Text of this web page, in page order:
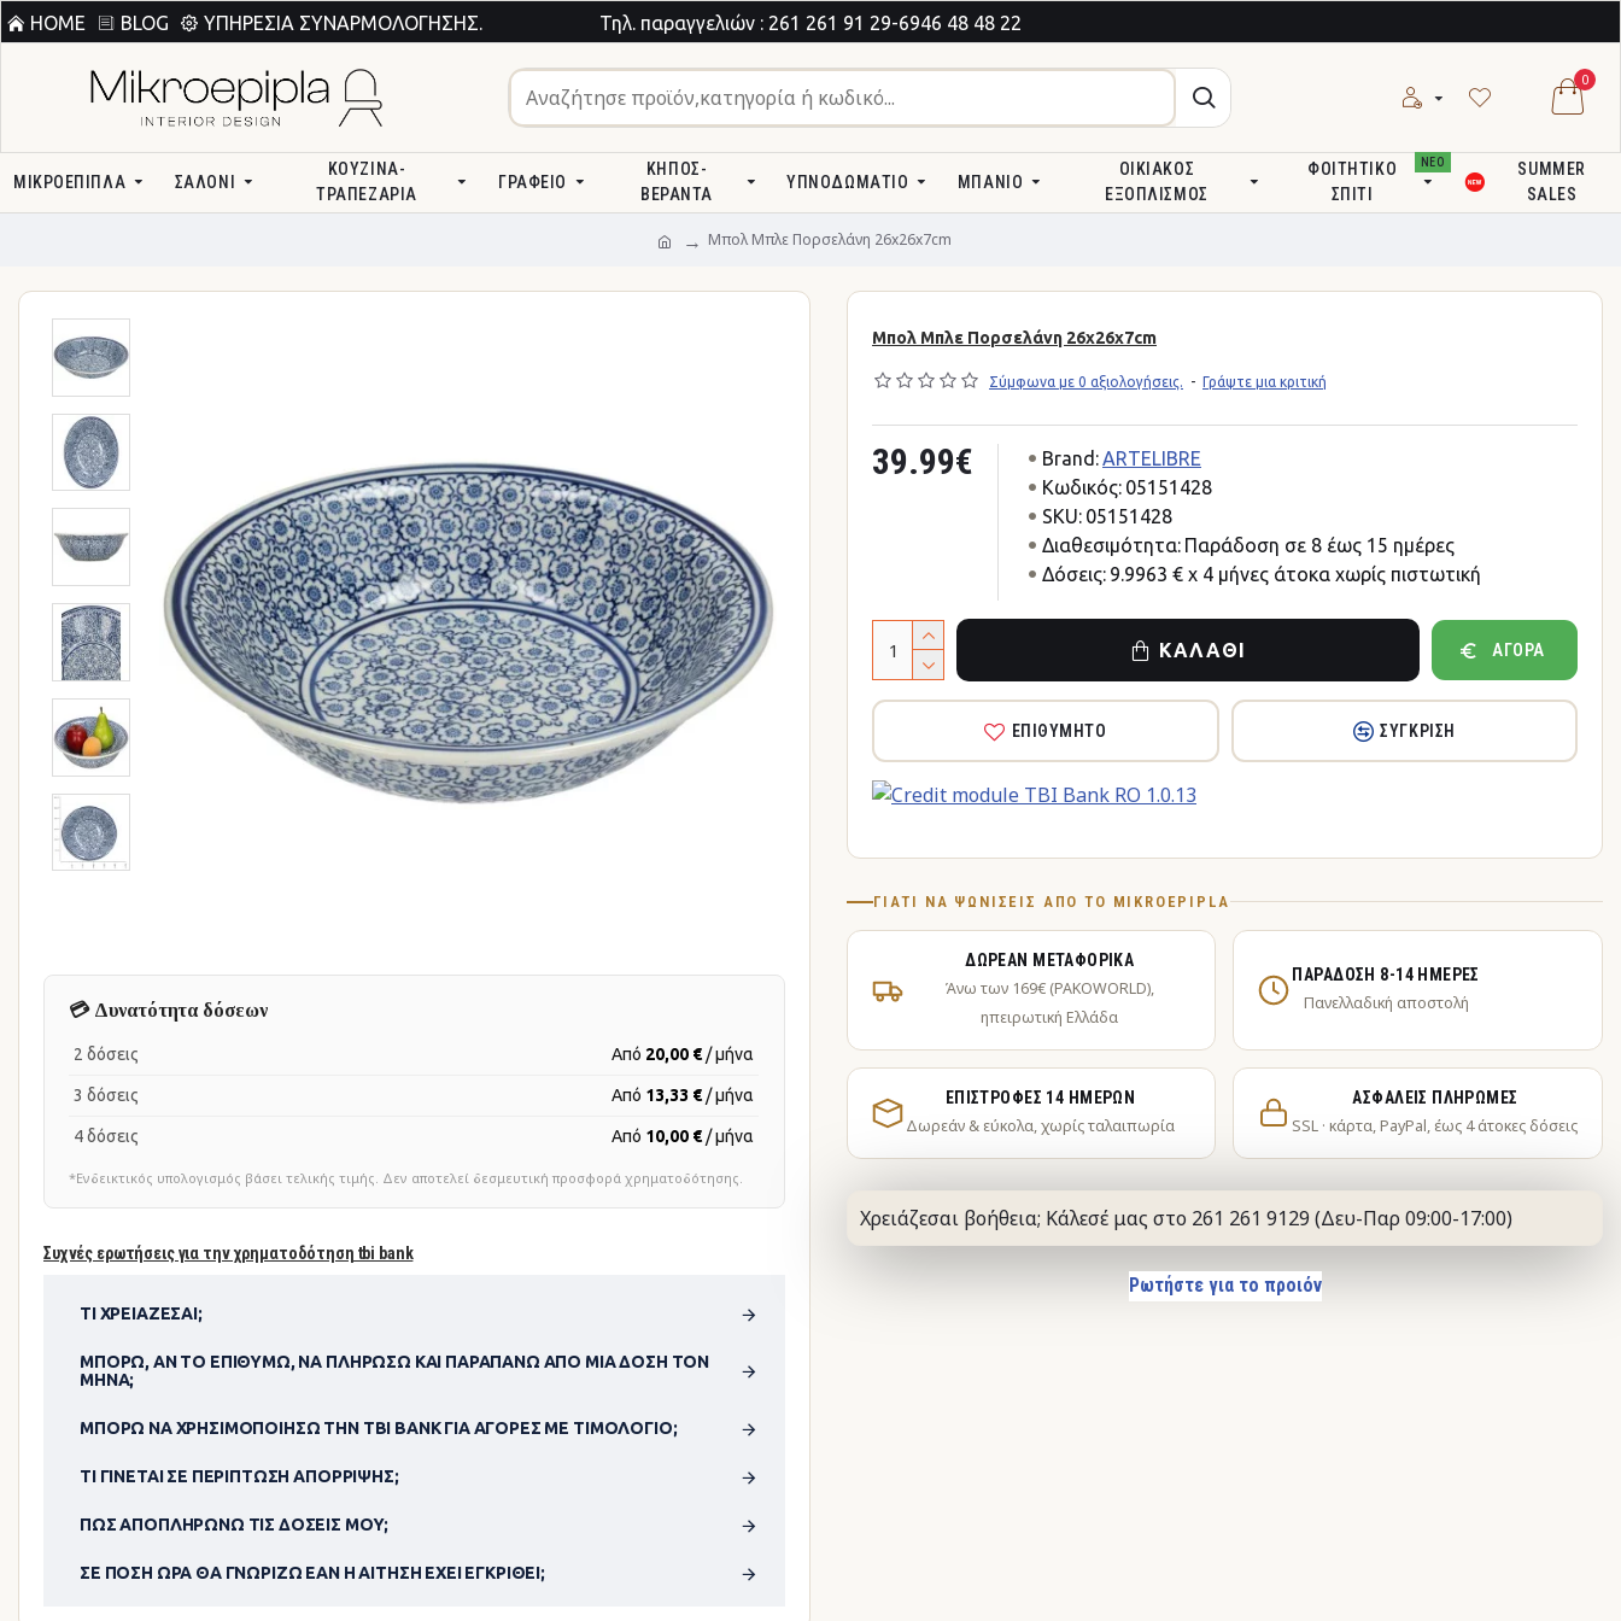
HOME BLOG ΥΠΗΡΕΣΊΑ ΣΥΝΑΡΜΟΛΌΓΗΣΗΣ. Τηλ. παραγγελιών : 261 261 91 29-6946 48 48 22
0
ΜΙΚΡΟΕΠΙΠΛΑ ΣΑΛΌΝΙ
ΚΟΥΖΊΝΑ-
ΤΡΑΠΕΖΑΡΊΑ
ΓΡΑΦΕΊΟ
ΚΉΠΟΣ-
ΒΕΡΆΝΤΑ
ΥΠΝΟΔΩΜΆΤΙΟ ΜΠΆΝΙΟ
ΟΙΚΙΑΚΌΣ
ΕΞΟΠΛΙΣΜΌΣ
ΦΟΙΤΗΤΙΚΌ
ΣΠΊΤΙ
ΝΕΟ
SUMMER
SALES
Μπολ Μπλε Πορσελάνη 26x26x7cm
Συχνές ερωτήσεις για την χρηματοδότηση tbi bank
ΤΙ ΧΡΕΙΆΖΕΣΑΙ;
ΜΠΟΡΏ, ΑΝ ΤΟ ΕΠΙΘΥΜΏ, ΝΑ ΠΛΗΡΏΣΩ ΚΑΙ ΠΑΡΑΠΆΝΩ ΑΠΌ ΜΊΑ ΔΌΣΗ ΤΟΝ
ΜΉΝΑ;
ΜΠΟΡΏ ΝΑ ΧΡΗΣΙΜΟΠΟΊΗΣΩ ΤΗΝ TBI BANK ΓΙΑ ΑΓΟΡΈΣ ΜΕ ΤΙΜΟΛΌΓΙΟ;
ΤΙ ΓΊΝΕΤΑΙ ΣΕ ΠΕΡΊΠΤΩΣΗ ΑΠΌΡΡΙΨΗΣ;
ΠΏΣ ΑΠΟΠΛΗΡΏΝΩ ΤΙΣ ΔΌΣΕΙΣ ΜΟΥ;
ΣΕ ΠΌΣΗ ΏΡΑ ΘΑ ΓΝΩΡΊΖΩ ΕΆΝ Η ΑΊΤΗΣΗ ΈΧΕΙ ΕΓΚΡΙΘΕΊ;
💳 Δυνατότητα δόσεων
2 δόσεις Από 20,00 € / μήνα
3 δόσεις Από 13,33 € / μήνα
4 δόσεις Από 10,00 € / μήνα
*Ενδεικτικός υπολογισμός βάσει τελικής τιμής. Δεν αποτελεί δεσμευτική προσφορά χρηματοδότησης.
Μπολ Μπλε Πορσελάνη 26x26x7cm
Σύμφωνα με 0 αξιολογήσεις. - Γράψτε μια κριτική
39.99€ Brand:ARTELIBRE
Κωδικός: 05151428
SKU: 05151428
Διαθεσιμότητα: Παράδοση σε 8 έως 15 ημέρες
Δόσεις: 9.9963 € x 4 μήνες άτοκα χωρίς πιστωτική
ΚΑΛΆΘΙ ΑΓΟΡΆ
ΕΠΙΘΥΜΗΤΌ ΣΎΓΚΡΙΣΗ
ΓΙΑΤΊ ΝΑ ΨΩΝΊΣΕΙΣ ΑΠΌ ΤΟ MIKROEPIPLA
ΔΩΡΕΆΝ ΜΕΤΑΦΟΡΙΚΆ
Άνω των 169€ (PAKOWORLD),
ηπειρωτική Ελλάδα
ΠΑΡΆΔΟΣΗ 8-14 ΗΜΈΡΕΣ
Πανελλαδική αποστολή
ΕΠΙΣΤΡΟΦΈΣ 14 ΗΜΕΡΏΝ
Δωρεάν & εύκολα, χωρίς ταλαιπωρία
ΑΣΦΑΛΕΊΣ ΠΛΗΡΩΜΈΣ
SSL · κάρτα, PayPal, έως 4 άτοκες δόσεις
Χρειάζεσαι βοήθεια; Κάλεσέ μας στο 261 261 9129 (Δευ-Παρ 09:00-17:00)
Ρωτήστε για το προιόν